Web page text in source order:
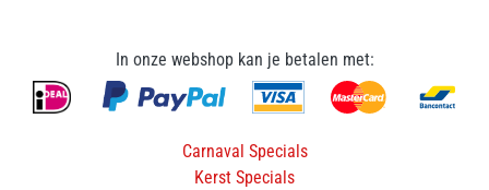
In onze webshop kan je betalen met:
Carnaval Specials
Kerst Specials